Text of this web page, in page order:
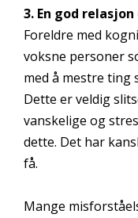
3. En god
Foreldre med
voksne personer
med å mestre ting
Dette er veldig
vanskelige og
dette. Det har
få.
Mange